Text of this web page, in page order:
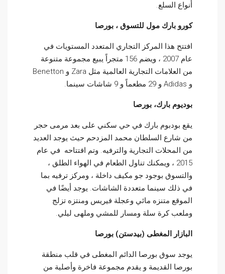
أنواع السلع.
كورو بارك مول للتسوق ، بورصا
افتتح هذا المركز التجاري المتعدد المستويات في
عام 2007 ، ويضم 156 متجراً يبيع مجموعة متنوعة
من العلامات التجارية العالمية مثل Zara و Benetton
و Adidas و 29 مطعماً و 9 شاشات سينما.
بوديوم بارك، بورصا
يقع بودبوم بارك في حي سكني على بعد مرمى حجر
من شارع السلطان محمد المزدحم حيث يوجد العديد
من المحلات التجارية والترفيه. وتم افتتاحه في عام
2015 ، ويمكنك تناول الطعام في الهواء الطلق ،
والتسوق بوجود جو مكيف داخلة ، ومركز ترفيه بما
في ذلك سينما متعددة الشاشات. يوجد أيضًا في
الموقع متنزه مائي وعجلة فيريس ومنتزه تزلج
وملعب كرة سلة ومسار للمشي وملهى ليلي.
البازار المغطى (بيدستن) بورصا
يوجد سوق بورصا الدائم المغطى في قلب منطقة
بورصا القديمة و يقدم مجموعة فاخرة وأصلية من